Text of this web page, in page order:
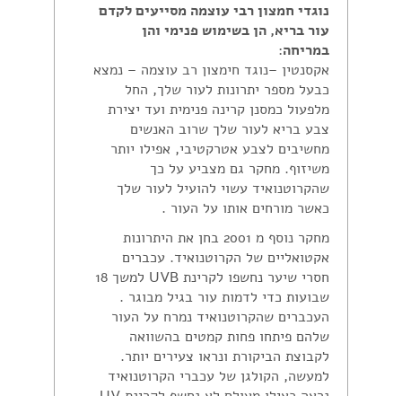
נוגדי חמצון רבי עוצמה מסייעים לקדם
עור בריא, הן בשימוש פנימי והן
במריחה:
אקסנטין –נוגד חימצון רב עוצמה – נמצא
כבעל מספר יתרונות לעור שלך, החל
מלפעול כמסנן קרינה פנימית ועד יצירת
צבע בריא לעור שלך שרוב האנשים
מחשיבים לצבע אטרקטיבי, אפילו יותר
משיזוף. מחקר גם מצביע על כך
שהקרוטנואיד עשוי להועיל לעור שלך
כאשר מורחים אותו על העור .
מחקר נוסף מ 2001 בחן את היתרונות
אקטואליים של הקרוטנואיד. עכברים
חסרי שיער נחשפו לקרינת UVB למשך 18
שבועות כדי לדמות עור בגיל מבוגר .
העכברים שהקרוטנואיד נמרח על העור
שלהם פיתחו פחות קמטים בהשוואה
לקבוצת הביקורת ונראו צעירים יותר.
למעשה, הקולגן של עכברי הקרוטנואיד